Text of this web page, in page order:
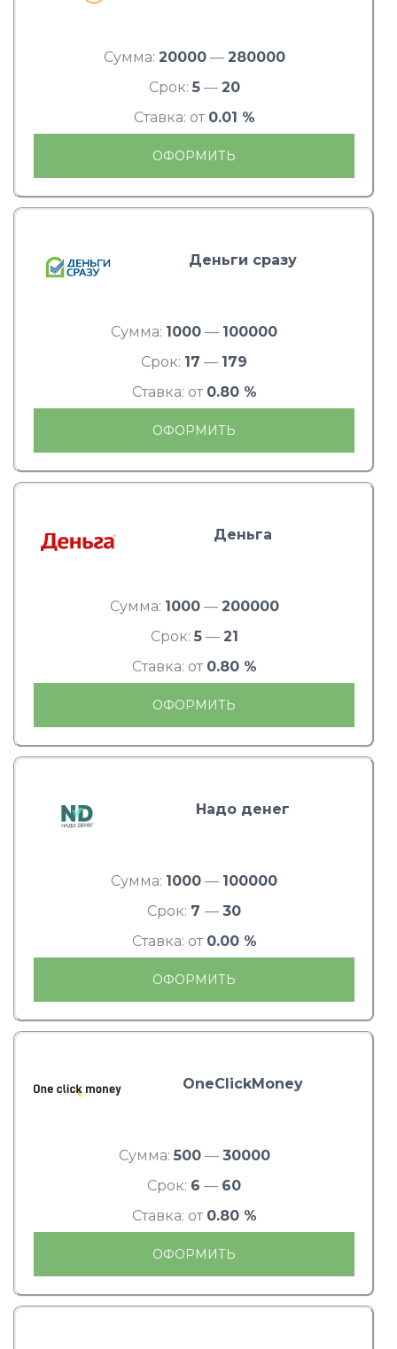
Сумма: 20000— 280000
Срок: 5— 20
Ставка: от 0.01 %
ОФОРМИТЬ
Деньги сразу
Сумма: 1000 — 100000
Срок: 17 — 179
Ставка: от 0.80 %
ОФОРМИТЬ
Деньга
Сумма: 1000— 200000
Срок: 5— 21
Ставка: от 0.80 %
ОФОРМИТЬ
Надо денег
Сумма: 1000 — 100000
Срок: 7 — 30
Ставка: от 0.00 %
ОФОРМИТЬ
OneClickMoney
Сумма: 500— 30000
Срок: 6 — 60
Ставка: от 0.80 %
ОФОРМИТЬ